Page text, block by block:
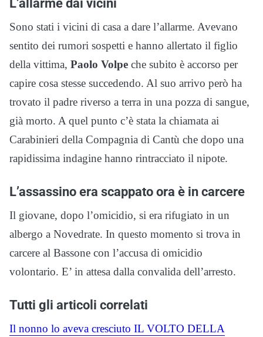
L’allarme dai vicini
Sono stati i vicini di casa a dare l’allarme. Avevano
sentito dei rumori sospetti e hanno allertato il figlio
della vittima, Paolo Volpe che subito è accorso per
capire cosa stesse succedendo. Al suo arrivo però ha
trovato il padre riverso a terra in una pozza di sangue,
già morto. A quel punto c’è stata la chiamata ai
Carabinieri della Compagnia di Cantù che dopo una
rapidissima indagine hanno rintracciato il nipote.
L’assassino era scappato ora è in carcere
Il giovane, dopo l’omicidio, si era rifugiato in un
albergo a Novedrate. In questo momento si trova in
carcere al Bassone con l’accusa di omicidio
volontario. E’ in attesa dalla convalida dell’arresto.
Tutti gli articoli correlati
Il nonno lo aveva cresciuto IL VOLTO DELLA